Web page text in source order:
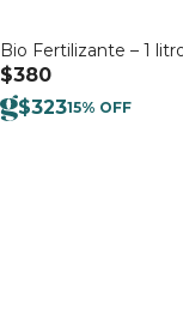
Bio Fertilizante – 1
$380
$32315% OFF